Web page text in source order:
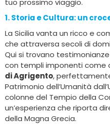
tuo prossimo viaggio.
1. Storia e Cultura: un
La Sicilia vanta un ricco e
che attraversa secoli di
Qui si trovano
con templi imponenti come
di Agrigento,
Patrimonio dell’Umanità
colonne del Tempio della
un’esperienza che riporta
della Magna Grecia.